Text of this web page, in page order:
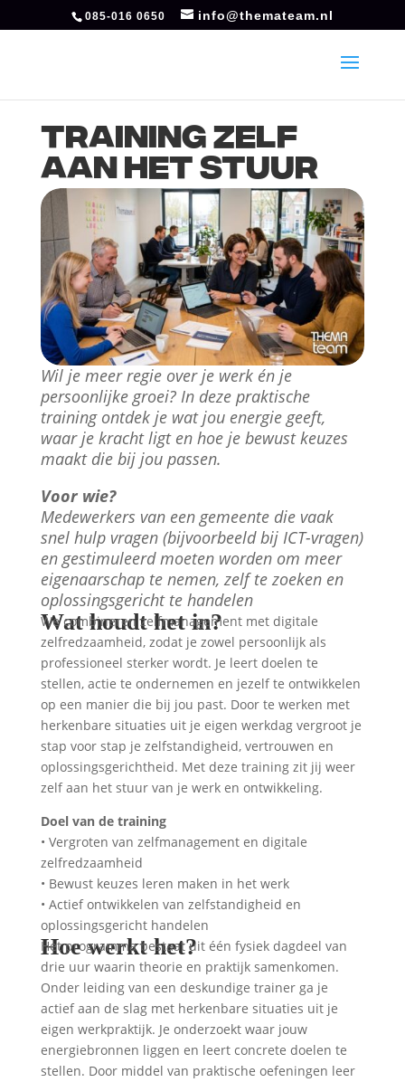
085-016 0650 info@themateam.nl
Training Zelf
aan het stuur
Wil je meer regie over je werk én je
persoonlijke groei? In deze praktische
training ontdek je wat jou energie geeft,
waar je kracht ligt en hoe je bewust keuzes
maakt die bij jou passen.
Voor wie?
Medewerkers van een gemeente die vaak
snel hulp vragen (bijvoorbeeld bij ICT-vragen)
en gestimuleerd moeten worden om meer
eigenaarschap te nemen, zelf te zoeken en
oplossingsgericht te handelen
Wat houdt het in?
We combineren zelfmanagement met digitale
zelfredzaamheid, zodat je zowel persoonlijk als
professioneel sterker wordt. Je leert doelen te
stellen, actie te ondernemen en jezelf te ontwikkelen
op een manier die bij jou past. Door te werken met
herkenbare situaties uit je eigen werkdag vergroot je
stap voor stap je zelfstandigheid, vertrouwen en
oplossingsgerichtheid. Met deze training zit jij weer
zelf aan het stuur van je werk en ontwikkeling.
Doel van de training
• Vergroten van zelfmanagement en digitale
zelfredzaamheid
• Bewust keuzes leren maken in het werk
• Actief ontwikkelen van zelfstandigheid en
oplossingsgericht handelen
Hoe werkt het?
Het programma bestaat uit één fysiek dagdeel van
drie uur waarin theorie en praktijk samenkomen.
Onder leiding van een deskundige trainer ga je
actief aan de slag met herkenbare situaties uit je
eigen werkpraktijk. Je onderzoekt waar jouw
energiebronnen liggen en leert concrete doelen te
stellen. Door middel van praktische oefeningen leer